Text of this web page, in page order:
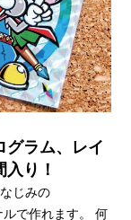
グラム、レイ
り！
じみの
で作れます。 何